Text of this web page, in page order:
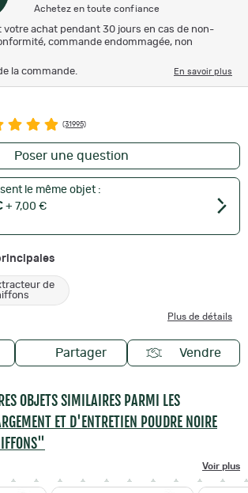
Achetez en toute confiance
votre achat pendant 30 jours en cas de non-
commande endommagée, non
la commande.
En savoir plus
(31995)
Poser une question
le même objet :
+ 7,00 €
de
Plus de détails
Partager Vendre
OBJETS SIMILAIRES PARMI LES
ET D'ENTRETIEN POUDRE NOIRE
Voir plus